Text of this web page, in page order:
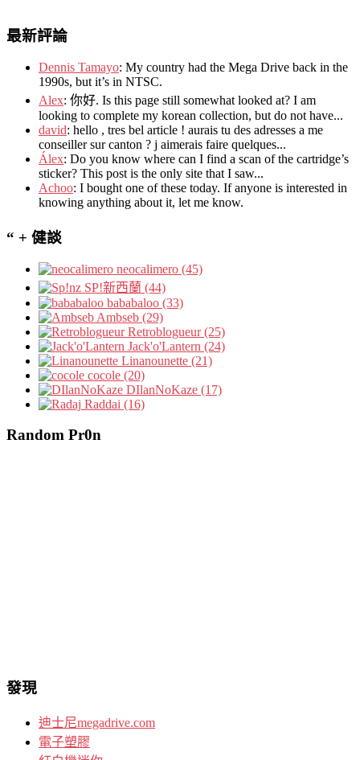
最新評論
Dennis Tamayo: My country had the Mega Drive back in the
1990s, but it’s in NTSC.
Alex: 你好. Is this page still somewhat looked at? I am
looking to complete my korean collection, but do not have...
david: hello , tres bel article ! aurais tu des adresses a me
conseiller sur canton ? j aimerais faire quelques...
Álex: Do you know where can I find a scan of the cartridge’s
sticker? This post is the only site that I saw...
Achoo: I bought one of these today. If anyone is interested in
knowing anything about it, let me know.
“ + 健談
neocalimero (45)
SP!新西蘭 (44)
bababaloo (33)
Ambseb (29)
Retroblogueur (25)
Jack'o'Lantern (24)
Linanounette (21)
cocole (20)
DIlanNoKaze (17)
Raddai (16)
Random Pr0n
發現
迪士尼megadrive.com
電子塑膠